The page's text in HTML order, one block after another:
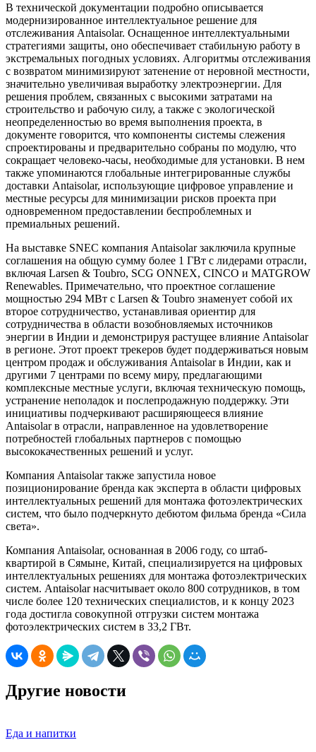
В технической документации подробно описывается
модернизированное интеллектуальное решение для
отслеживания Antaisolar. Оснащенное интеллектуальными
стратегиями защиты, оно обеспечивает стабильную работу в
экстремальных погодных условиях. Алгоритмы отслеживания
с возвратом минимизируют затенение от неровной местности,
значительно увеличивая выработку электроэнергии. Для
решения проблем, связанных с высокими затратами на
строительство и рабочую силу, а также с экологической
неопределенностью во время выполнения проекта, в
документе говорится, что компоненты системы слежения
спроектированы и предварительно собраны по модулю, что
сокращает человеко-часы, необходимые для установки. В нем
также упоминаются глобальные интегрированные службы
доставки Antaisolar, использующие цифровое управление и
местные ресурсы для минимизации рисков проекта при
одновременном предоставлении беспроблемных и
премиальных решений.
На выставке SNEC компания Antaisolar заключила крупные
соглашения на общую сумму более 1 ГВт с лидерами отрасли,
включая Larsen & Toubro, SCG ONNEX, CINCO и MATGROW
Renewables. Примечательно, что проектное соглашение
мощностью 294 МВт с Larsen & Toubro знаменует собой их
второе сотрудничество, устанавливая ориентир для
сотрудничества в области возобновляемых источников
энергии в Индии и демонстрируя растущее влияние Antaisolar
в регионе. Этот проект трекеров будет поддерживаться новым
центром продаж и обслуживания Antaisolar в Индии, как и
другими 7 центрами по всему миру, предлагающими
комплексные местные услуги, включая техническую помощь,
устранение неполадок и послепродажную поддержку. Эти
инициативы подчеркивают расширяющееся влияние
Antaisolar в отрасли, направленное на удовлетворение
потребностей глобальных партнеров с помощью
высококачественных решений и услуг.
Компания Antaisolar также запустила новое
позиционирование бренда как эксперта в области цифровых
интеллектуальных решений для монтажа фотоэлектрических
систем, что было подчеркнуто дебютом фильма бренда «Сила
света».
Компания Antaisolar, основанная в 2006 году, со штаб-
квартирой в Сямыне, Китай, специализируется на цифровых
интеллектуальных решениях для монтажа фотоэлектрических
систем. Antaisolar насчитывает около 800 сотрудников, в том
числе более 120 технических специалистов, и к концу 2023
года достигла совокупной отгрузки систем монтажа
фотоэлектрических систем в 33,2 ГВт.
Другие новости
Еда и напитки